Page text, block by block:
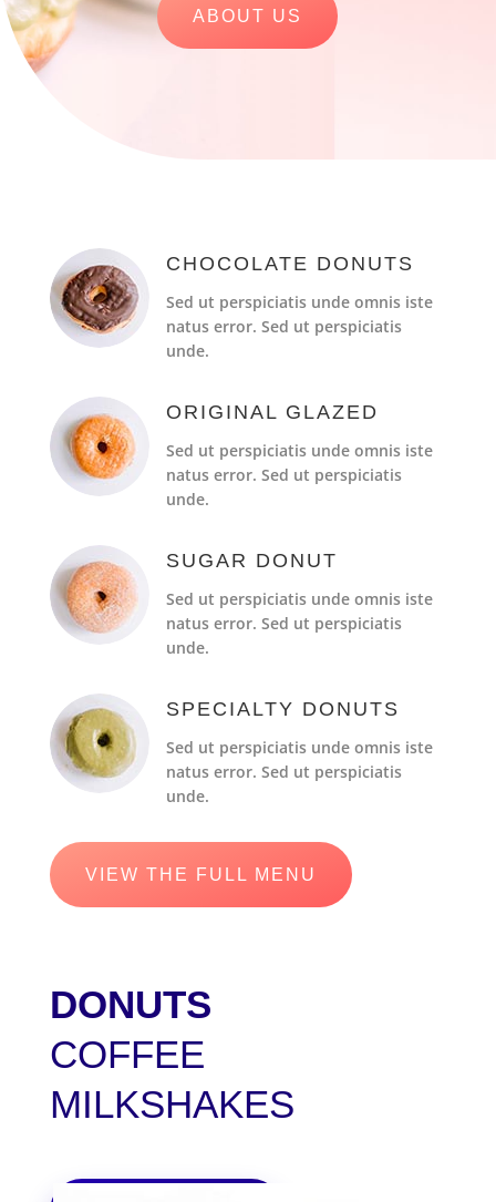
ABOUT US
CHOCOLATE DONUTS
Sed ut perspiciatis unde omnis iste
natus error. Sed ut perspiciatis
unde.
ORIGINAL GLAZED
Sed ut perspiciatis unde omnis iste
natus error. Sed ut perspiciatis
unde.
SUGAR DONUT
Sed ut perspiciatis unde omnis iste
natus error. Sed ut perspiciatis
unde.
SPECIALTY DONUTS
Sed ut perspiciatis unde omnis iste
natus error. Sed ut perspiciatis
unde.
VIEW THE FULL MENU
DONUTS
COFFEE
MILKSHAKES